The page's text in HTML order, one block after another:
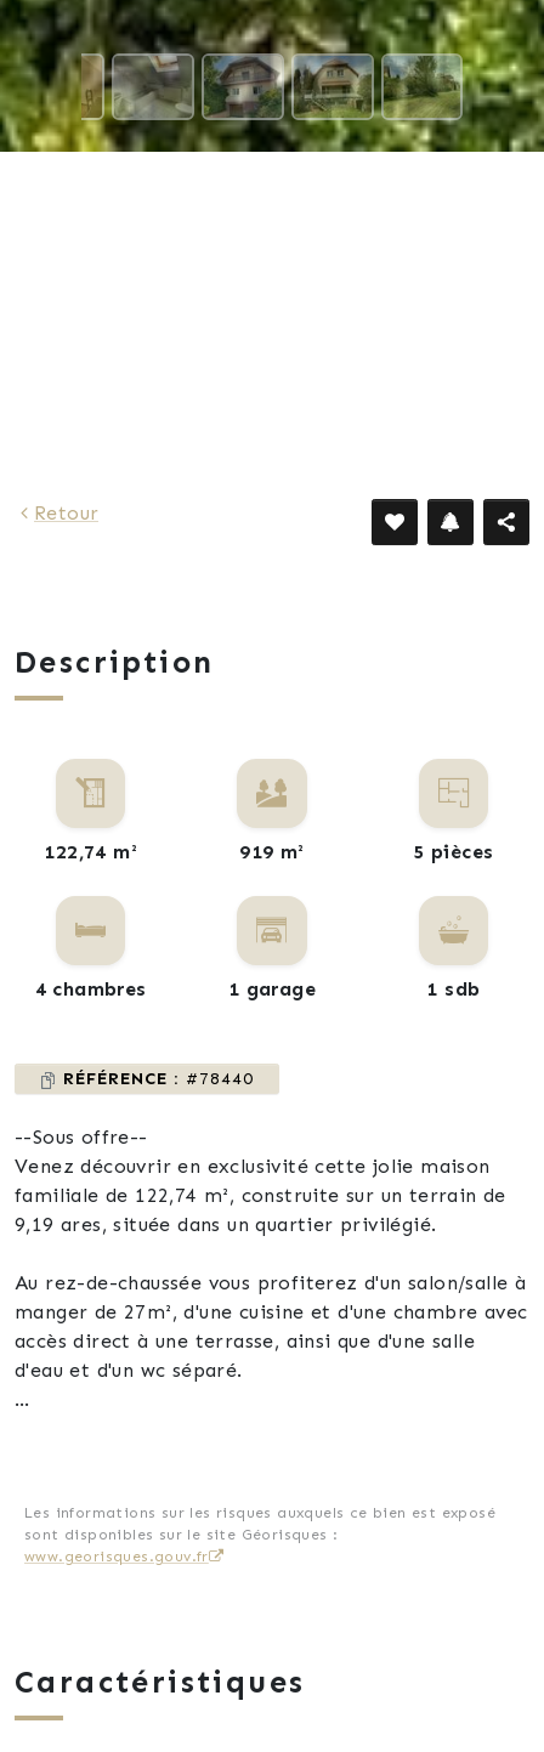
Retour
Description
122,74 m² 919 m² 5 pièces
4 chambres 1 garage 1 sdb
RÉFÉRENCE : #78440
--Sous offre--
Venez découvrir en exclusivité cette jolie maison
familiale de 122,74 m², construite sur un terrain de
9,19 ares, située dans un quartier privilégié.
Au rez-de-chaussée vous profiterez d'un salon/salle à
manger de 27m², d'une cuisine et d'une chambre avec
accès direct à une terrasse, ainsi que d'une salle
d'eau et d'un wc séparé.
Le sous-sol, aussi bien accessible de l'intérieur de la
excellente isolation thermique, complétée par des
fenêtres double vitrage.
Les informations sur les risques auxquels ce bien est exposé
sont disponibles sur le site Géorisques :
www.georisques.gouv.fr
Caractéristiques